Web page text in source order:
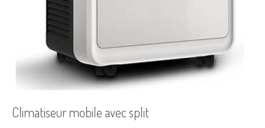
Climatiseur mobile avec split